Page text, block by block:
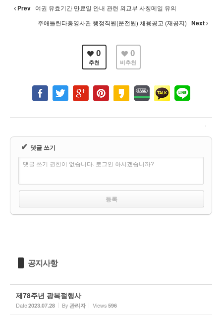
Prev 여권 유효기간 만료일 안내 관련 외교부 사칭메일 유의
주애틀란타총영사관 행정직원(운전원) 채용공고 (재공지) Next
0
추천
0
비추천
✔ 댓글 쓰기
댓글 쓰기 권한이 없습니다. 로그인 하시겠습니까?
공지사항
제78주년 광복절행사
Date2023.07.28 By 관리자 Views 596